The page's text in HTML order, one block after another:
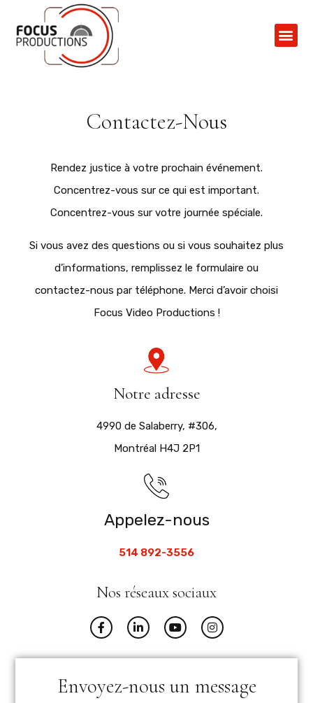
Contactez-Nous
Rendez justice à votre prochain événement.
Concentrez-vous sur ce qui est important.
Concentrez-vous sur votre journée spéciale.
Si vous avez des questions ou si vous souhaitez plus
d’informations, remplissez le formulaire ou
contactez-nous par téléphone. Merci d’avoir choisi
Focus Video Productions !
Notre adresse
4990 de Salaberry, #306,
Montréal H4J 2P1
Appelez-nous
514 892-3556
Nos réseaux sociaux
Envoyez-nous un message